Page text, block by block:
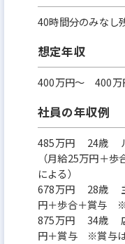
40時間分のみなし
想定年収
400万円〜 400万
社員の年収例
485万円 24歳
（月給25万円＋
による）
678万円 28歳
円＋歩合＋賞与 ※
875万円 34歳
円＋賞与 ※賞与は